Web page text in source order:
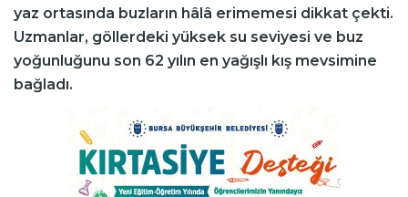
yaz ortasında buzların hâlâ erimemesi dikkat çekti.
Uzmanlar, göllerdeki yüksek su seviyesi ve buz
yoğunluğunu son 62 yılın en yağışlı kış mevsimine
bağladı.